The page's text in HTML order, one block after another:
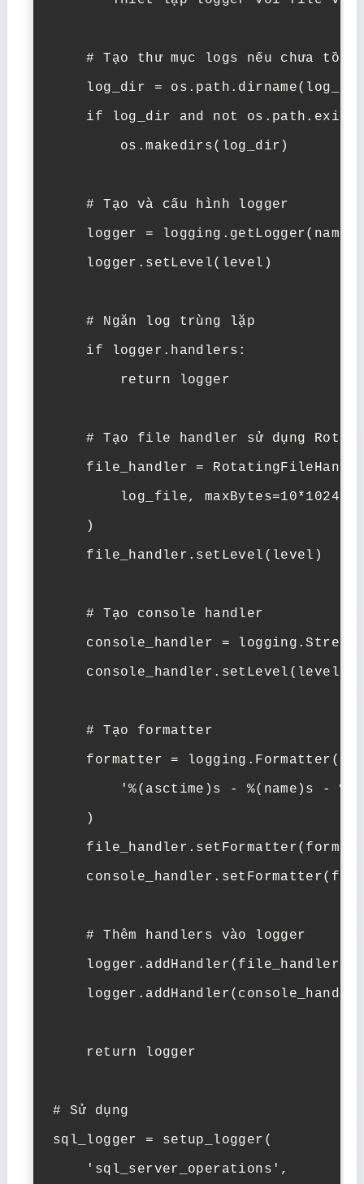
# Tạo thư mục logs nếu chưa tồn
log_dir =
if log_dir and not
        os.makedirs(log_dir)
    # Tạo và cấu hình logger
    logger = logging.getLogger(name)
    logger.setLevel(level)
    # Ngăn log trùng lặp
    if logger.handlers:
        return logger
# Tạo file handler sử dụng
file_handler =
log_file,
    )
    file_handler.setLevel(level)
    # Tạo console handler
console_handler =
    console_handler.setLevel(level)
    # Tạo formatter
    formatter = logging.Formatter(
'%(asctime)s - %(name)s -
    )
    # Thêm handlers vào logger
    logger.addHandler(file_handler)
    return logger
# Sử dụng
sql_logger = setup_logger(
    'sql_server_operations',